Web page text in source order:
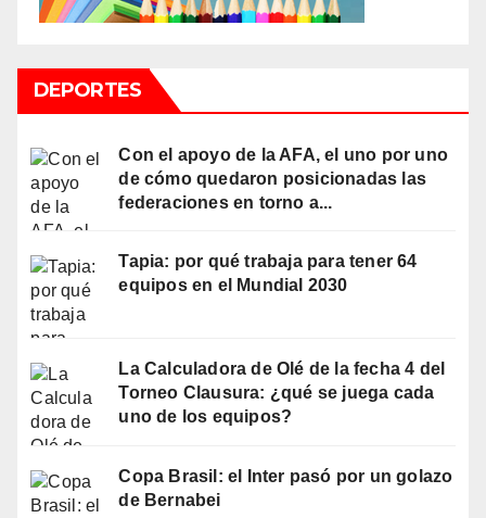
DEPORTES
Con el apoyo de la AFA, el uno por uno
de cómo quedaron posicionadas las
federaciones en torno a...
Tapia: por qué trabaja para tener 64
equipos en el Mundial 2030
La Calculadora de Olé de la fecha 4 del
Torneo Clausura: ¿qué se juega cada
uno de los equipos?
Copa Brasil: el Inter pasó por un golazo
de Bernabei